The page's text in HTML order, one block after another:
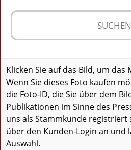
Klicken Sie auf das Bild, um das
Wenn Sie dieses Foto kaufen
die Foto-ID, die Sie über dem
Publikationen im Sinne des
uns als Stammkunde registriert
über den Kunden-Login an und
Auswahl.